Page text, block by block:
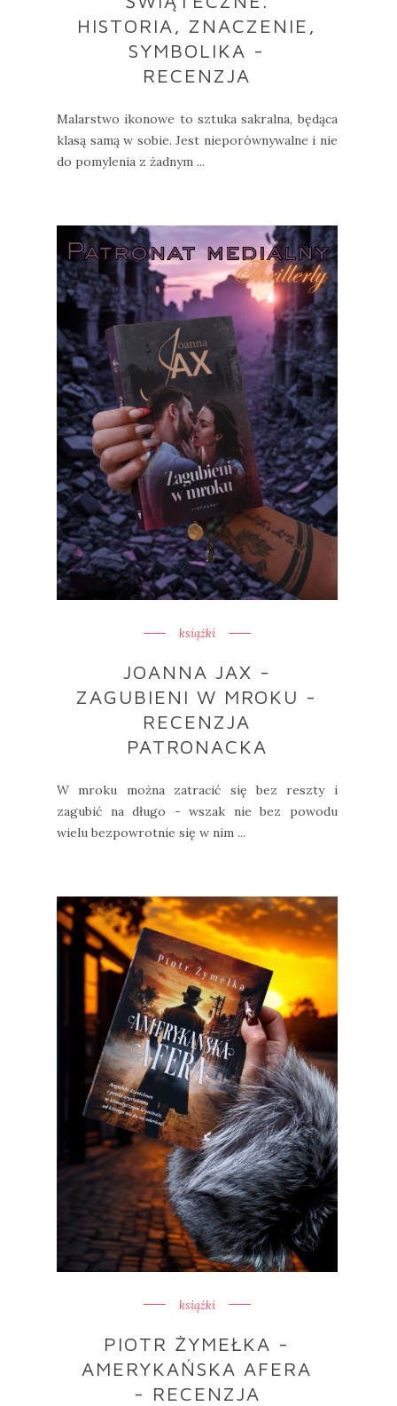
HISTORIA, ZNACZENIE,
SYMBOLIKA -
RECENZJA
Malarstwo ikonowe to sztuka sakralna, będąca
klasą samą w sobie. Jest nieporównywalne i nie
do pomylenia z żadnym ...
książki
JOANNA JAX -
ZAGUBIENI W MROKU -
RECENZJA
PATRONACKA
W mroku można zatracić się bez reszty i
zagubić na długo - wszak nie bez powodu
wielu bezpowrotnie się w nim ...
książki
PIOTR ŻYMEŁKA -
AMERYKAŃSKA AFERA
- RECENZJA